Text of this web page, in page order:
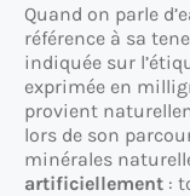
Quand on parle
référence à sa
indiquée sur
exprimée en
provient
lors de son
minérales
artificiellement :